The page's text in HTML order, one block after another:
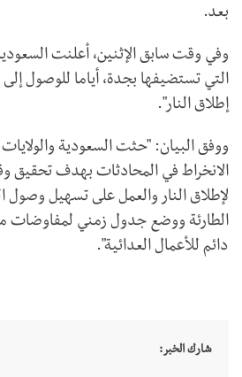
بعد.
وفي وقت سابق الإثنين، أعلنت
التي تستضيفها بجدة، أياما للوصول
إطلاق النار".
ووفق البيان: "حثت السعودية
الانخراط في المحادثات بهدف تحقيق
لإطلاق النار والعمل على تسهيل وصول
الطارئة ووضع جدول زمني لمفاوضات
دائم للأعمال العدائية".
شارك الخبر: